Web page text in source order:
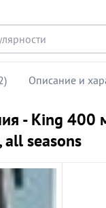
Описание и
- King 400
all seasons